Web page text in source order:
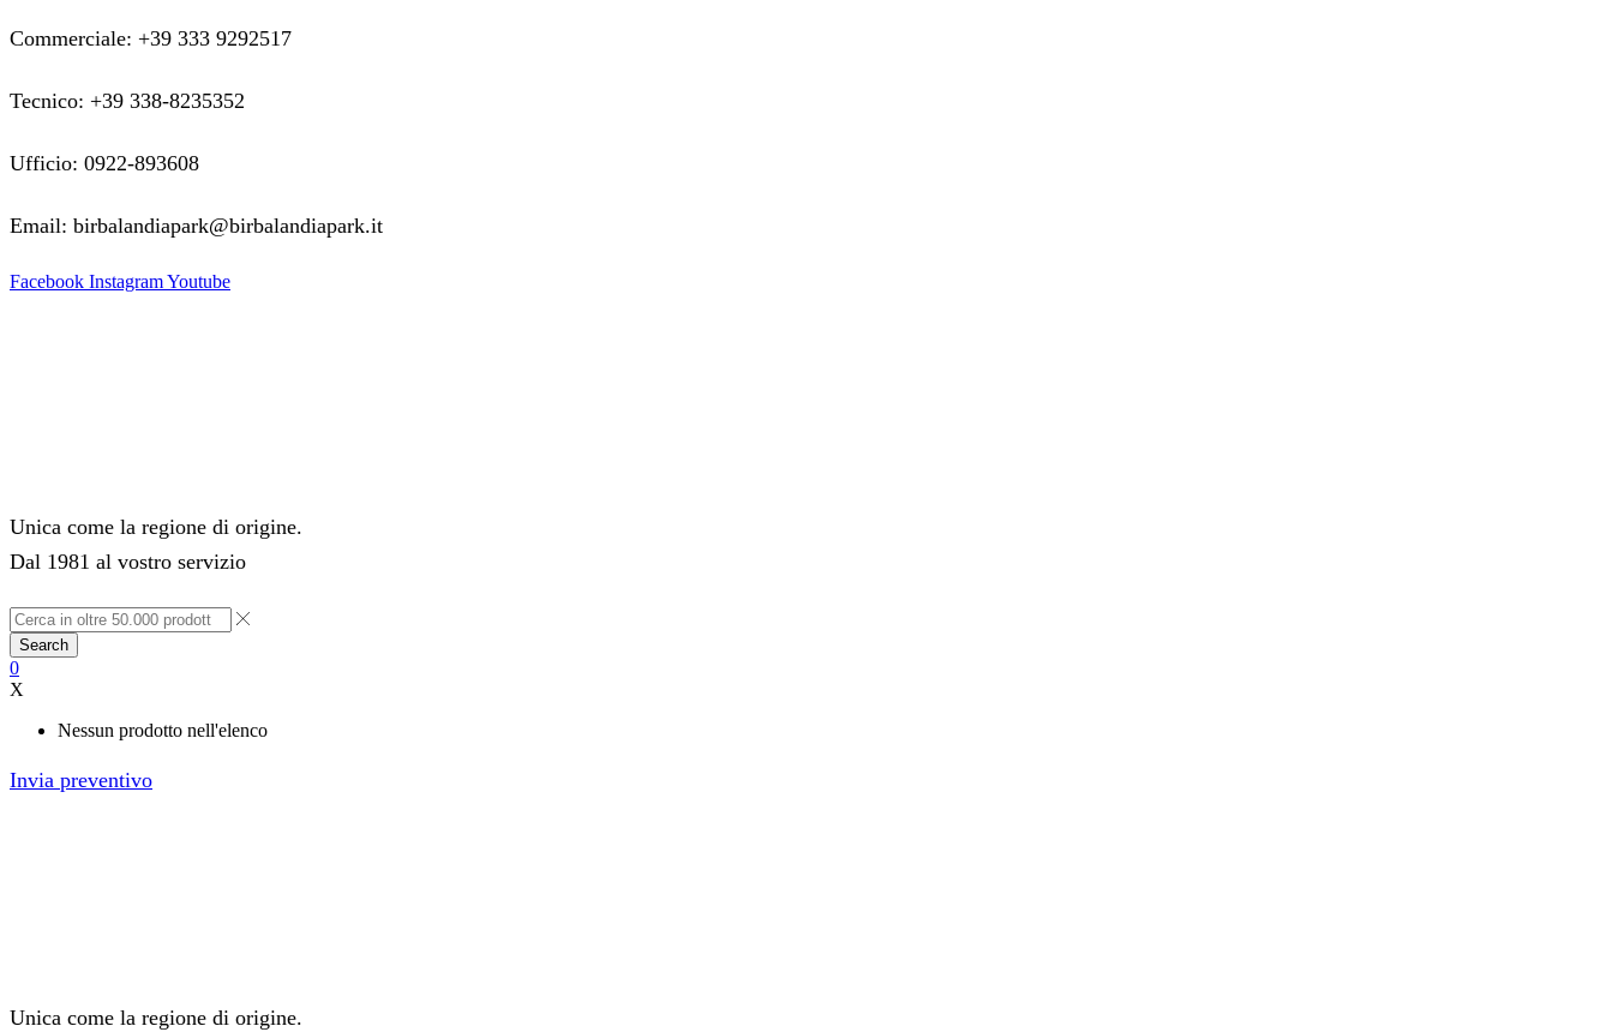
Commerciale: +39 333 9292517
Tecnico: +39 338-8235352
Ufficio: 0922-893608
Email: birbalandiapark@birbalandiapark.it
Facebook InstagramYoutube
Unica come la regione di origine.
Dal 1981 al vostro servizio
Search
0
X
Nessun prodotto nell'elenco
Invia preventivo
Unica come la regione di origine.